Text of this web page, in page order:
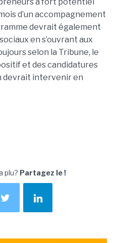
à fort poten­tiel
d’un accom­pa­gne­ment
devrait également
en s’ouvrant aux
selon la Tribune, le
et des candidatures
devrait intervenir en
plu? Partagez le !